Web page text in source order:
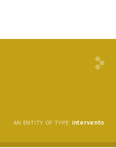
AN ENTITY OF TYPE: intervento